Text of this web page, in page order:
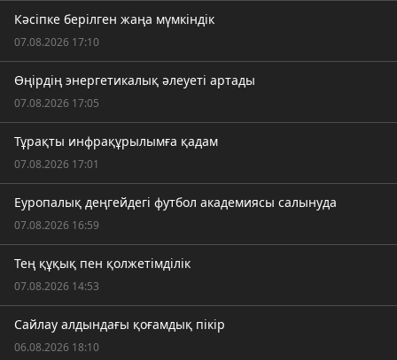
Кәсіпке берілген жаңа мүмкіндік
07.08.2026 17:10
Өңірдің энергетикалық әлеуеті артады
07.08.2026 17:05
Тұрақты инфрақұрылымға қадам
07.08.2026 17:01
Еуропалық деңгейдегі футбол академиясы салынуда
07.08.2026 16:59
Тең құқық пен қолжетімділік
07.08.2026 14:53
Сайлау алдындағы қоғамдық пікір
06.08.2026 18:10